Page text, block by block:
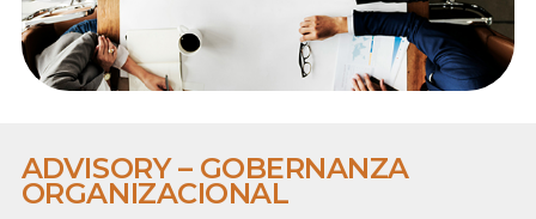
ADVISORY – GOBERNANZA
ORGANIZACIONAL